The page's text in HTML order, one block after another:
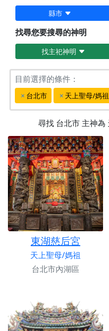
縣市
找尋您要搜尋的神明
找主祀神明
目前選擇的條件：
台北市 天上聖母/媽祖
尋找 台北市 主神為
東湖慈后宮
天上聖母/媽祖
台北市內湖區